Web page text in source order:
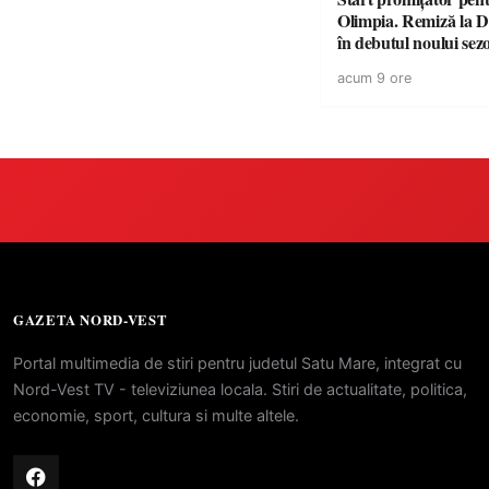
Olimpia. Remiză la
în debutul noului
acum 9 ore
GAZETA NORD-VEST
Portal multimedia de stiri pentru judetul Satu Mare, integrat cu
Nord-Vest TV - televiziunea locala. Stiri de actualitate, politica,
economie, sport, cultura si multe altele.